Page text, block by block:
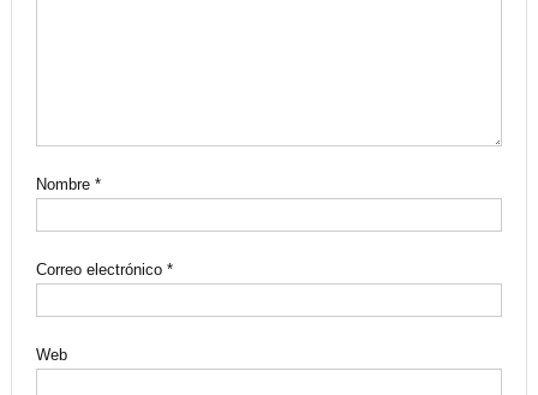
Nombre *
Correo electrónico *
Web